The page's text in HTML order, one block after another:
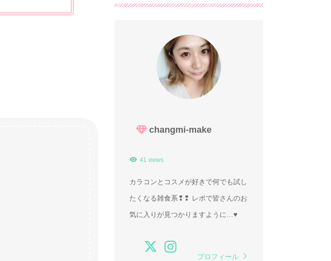
changmi-make
41 views
カラコンとコスメが好きで何でも試し
たくなる雑食系❢❢ レポで皆さんのお
気に入りが見つかりますように…♥
プロフィール